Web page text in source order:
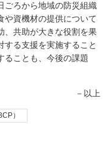
ろから地域の防災組織
や資機材の提供について
、共助が大きな役割を果
する支援を実施すること
ることも、今後の課題
－以上
）